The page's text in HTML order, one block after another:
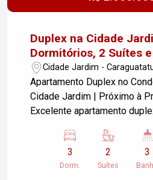
Duplex na Cidade
Dormitórios, 2 Suítes
Pessoas ? Próximo à
Sá
Cidade Jardim -
Apartamento Duplex no
Cidade Jardim | Próximo à
Excelente apartamento
Caraguatatuba, próximo à
imóvel conta com 3
oferecendo conforto,
3
Dorm.
2
Suítes
3